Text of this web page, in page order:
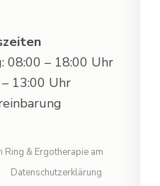
08:00 – 18:00 Uhr
13:00 Uhr
& Ergotherapie am
Datenschutzerklärung